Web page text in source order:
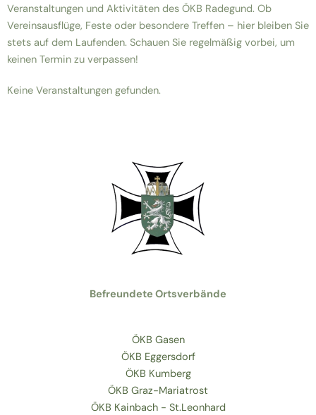
Veranstaltungen und Aktivitäten des ÖKB Radegund. Ob
Vereinsausflüge, Feste oder besondere Treffen – hier bleiben Sie
stets auf dem Laufenden. Schauen Sie regelmäßig vorbei, um
keinen Termin zu verpassen!
Keine Veranstaltungen gefunden.
Befreundete Ortsverbände
ÖKB Gasen
ÖKB Eggersdorf
ÖKB Kumberg
ÖKB Graz-Mariatrost
ÖKB Kainbach - St.Leonhard